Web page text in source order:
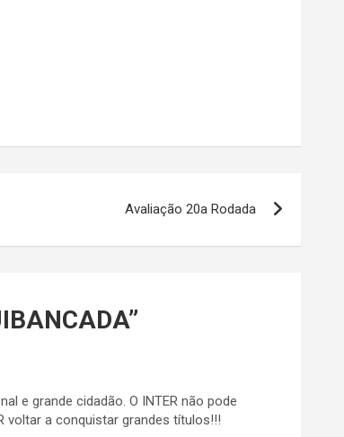
Avaliação 20a Rodada
”
e grande cidadão. O INTER não pode
voltar a conquistar grandes títulos!!!